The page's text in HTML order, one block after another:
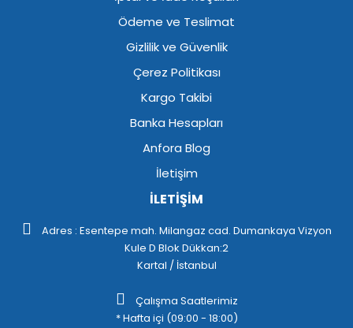
Ödeme ve Teslimat
Gizlilik ve Güvenlik
Çerez Politikası
Kargo Takibi
Banka Hesapları
Anfora Blog
İletişim
İLETİŞİM
Adres : Esentepe mah. Milangaz cad. Dumankaya Vizyon
Kule D Blok Dükkan:2
Kartal / İstanbul
Çalışma Saatlerimiz
* Hafta içi (09:00 - 18:00)